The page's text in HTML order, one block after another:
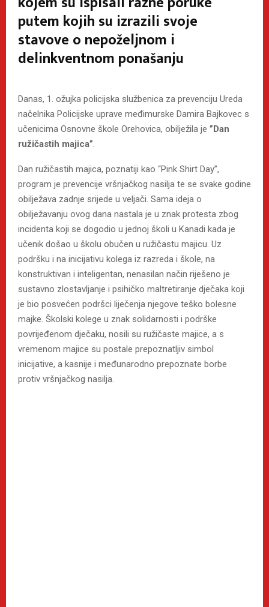
putem kojih su izrazili svoje
stavove o nepoželjnom i
delinkventnom ponašanju
Danas, 1. ožujka policijska službenica za prevenciju Ureda
načelnika Policijske uprave međimurske Damira Bajkovec s
učenicima Osnovne škole Orehovica, obilježila je ”Dan
ružičastih majica”.
Dan ružičastih majica, poznatiji kao “Pink Shirt Day”,
program je prevencije vršnjačkog nasilja te se svake godine
obilježava zadnje srijede u veljači. Sama ideja o
obilježavanju ovog dana nastala je u znak protesta zbog
incidenta koji se dogodio u jednoj školi u Kanadi kada je
učenik došao u školu obučen u ružičastu majicu. Uz
podršku i na inicijativu kolega iz razreda i škole, na
konstruktivan i inteligentan, nenasilan način riješeno je
sustavno zlostavljanje i psihičko maltretiranje dječaka koji
je bio posvećen podršci liječenja njegove teško bolesne
majke. Školski kolege u znak solidarnosti i podrške
povrijeđenom dječaku, nosili su ružičaste majice, a s
vremenom majice su postale prepoznatljiv simbol
inicijative, a kasnije i međunarodno prepoznate borbe
protiv vršnjačkog nasilja.